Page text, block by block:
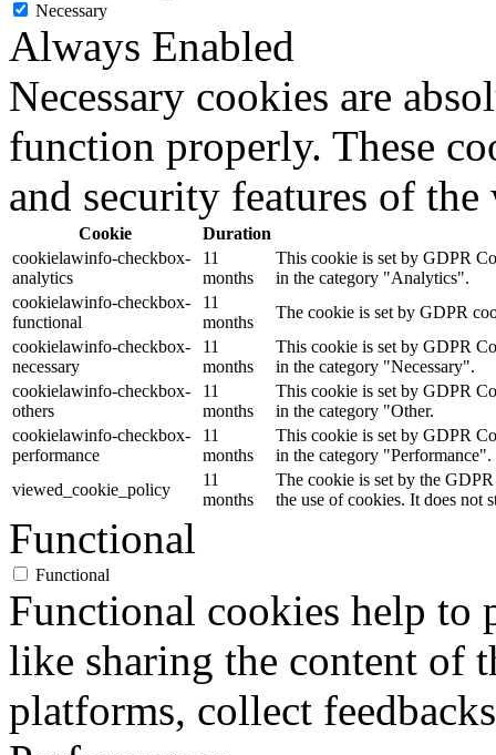
Necessary
Always Enabled
Necessary cookies are
function properly. These
and security features of
Cookie
Duration
cookielawinfo-checkbox-
analytics
11
months
This cookie is set by GDPR
in the category "Analytics".
cookielawinfo-checkbox-
functional
11
months
The cookie is set by GDPR
cookielawinfo-checkbox-
necessary
11
months
This cookie is set by GDPR
in the category "Necessary".
cookielawinfo-checkbox-
others
11
months
This cookie is set by GDPR
in the category "Other.
cookielawinfo-checkbox-
performance
11
months
This cookie is set by GDPR
in the category "Performance".
viewed_cookie_policy
11
months
The cookie is set by the
the use of cookies. It does not
Functional
Functional
Functional cookies help to
like sharing the content of
platforms, collect